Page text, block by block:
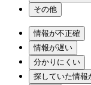
その他
情報が不正確
情報が遅い
分かりにくい
探していた情報